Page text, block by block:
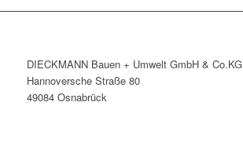
DIECKMANN Bauen + Umwelt GmbH & Co.KG
Hannoversche Straße 80
49084 Osnabrück